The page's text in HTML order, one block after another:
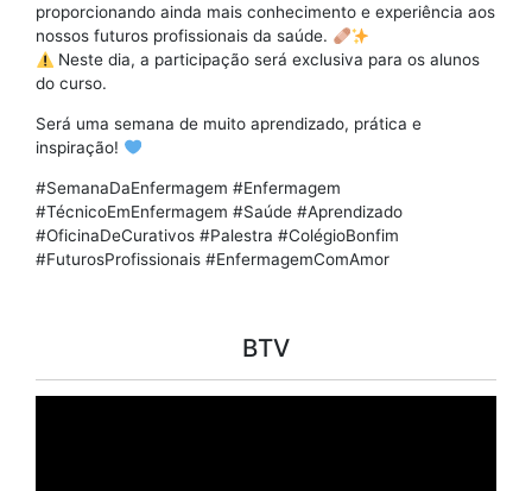
proporcionando ainda mais conhecimento e experiência aos
nossos futuros profissionais da saúde.
Neste dia, a participação será exclusiva para os alunos
do curso.
Será uma semana de muito aprendizado, prática e
inspiração!
#SemanaDaEnfermagem #Enfermagem
#TécnicoEmEnfermagem #Saúde #Aprendizado
#OficinaDeCurativos #Palestra #ColégioBonfim
#FuturosProfissionais #EnfermagemComAmor
BTV